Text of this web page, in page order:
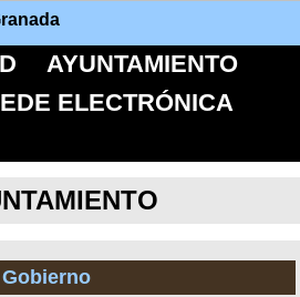
AYUNTAMIENTO
ELECTRÓNICA